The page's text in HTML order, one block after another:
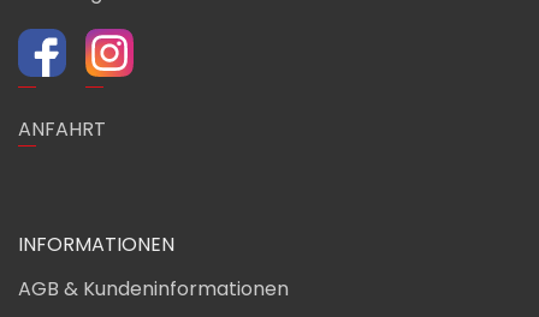
ANFAHRT
INFORMATIONEN
AGB & Kundeninformationen